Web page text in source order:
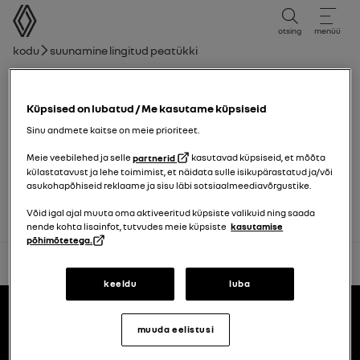
kasutusjuhend
otsing menüü
Leivakruvi
Kodu Suunamine lingitud peatükki
Laste turvalisus: kõrvalistuja turvapadja
sisse- ja väljalülitamine
Salongi panipaigad, sisustus
kasutusjuhendid
Küpsised on lubatud / Me kasutame küpsiseid
Sinu andmete kaitse on meie prioriteet.
Meie veebilehed ja sellepartnerid
kasutavad küpsiseid, et mõõta
külastatavust ja lehe toimimist, et näidata sulle isikupärastatud ja/või
asukohapõhiseid reklaame ja sisu läbi sotsiaalmeediavõrgustike.
Võid igal ajal muuta oma aktiveeritud küpsiste valikuid ning saada
nende kohta lisainfot, tutvudes meie küpsiste kasutamise
põhimõtetega.
keeldu luba
muuda eelistusi